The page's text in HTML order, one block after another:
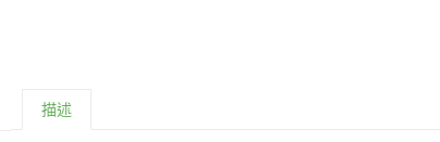
描述